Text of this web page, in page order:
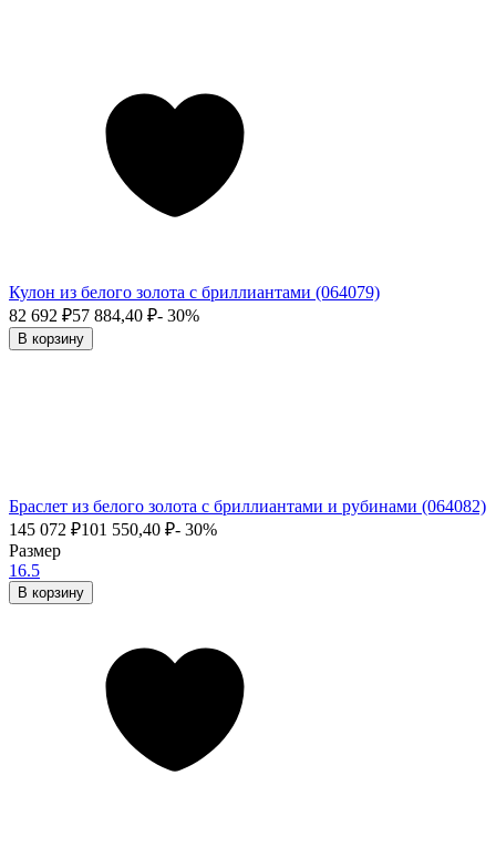
Кулон из белого золота с бриллиантами (064079)
82 692 ₽57 884,40 ₽- 30%
В корзину
Браслет из белого золота с бриллиантами и рубинами (064082)
145 072 ₽101 550,40 ₽- 30%
Размер
16.5
В корзину